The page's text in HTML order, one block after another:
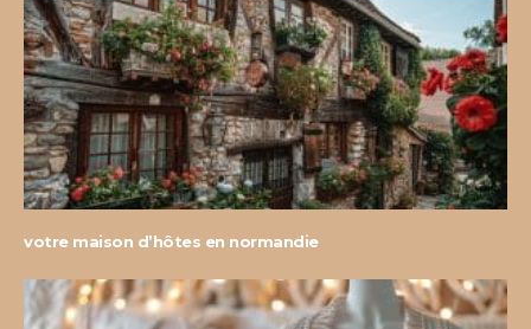
votre maison d’hôtes en normandie